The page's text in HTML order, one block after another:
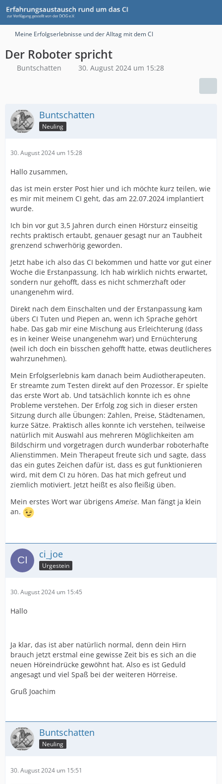
Meine Erfolgserlebnisse und der Alltag mit dem CI
Der Roboter spricht
Buntschatten 30. August 2024 um 15:28
Buntschatten
Neuling
30. August 2024 um 15:28
Hallo zusammen,
das ist mein erster Post hier und ich möchte kurz teilen, wie
es mir mit meinem CI geht, das am 22.07.2024 implantiert
wurde.
Ich bin vor gut 3,5 Jahren durch einen Hörsturz einseitig
rechts praktisch ertaubt, genauer gesagt nur an Taubheit
grenzend schwerhörig geworden.
Jetzt habe ich also das CI bekommen und hatte vor gut einer
Woche die Erstanpassung. Ich hab wirklich nichts erwartet,
sondern nur gehofft, dass es nicht schmerzhaft oder
unangenehm wird.
Direkt nach dem Einschalten und der Erstanpassung kam
übers CI Tuten und Piepen an, wenn ich Sprache gehört
habe. Das gab mir eine Mischung aus Erleichterung (dass
es in keiner Weise unangenehm war) und Ernüchterung
(weil ich doch ein bisschen gehofft hatte, etwas deutlicheres
wahrzunehmen).
Mein Erfolgserlebnis kam danach beim Audiotherapeuten.
Er streamte zum Testen direkt auf den Prozessor. Er spielte
das erste Wort ab. Und tatsächlich konnte ich es ohne
Probleme verstehen. Der Erfolg zog sich in dieser ersten
Sitzung durch alle Übungen: Zahlen, Preise, Städtenamen,
kurze Sätze. Praktisch alles konnte ich verstehen, teilweise
natürlich mit Auswahl aus mehreren Möglichkeiten am
Bildschirm und vorgetragen durch wunderbar roboterhafte
Alienstimmen. Mein Therapeut freute sich und sagte, dass
das ein gutes Zeichen dafür ist, dass es gut funktionieren
wird, mit dem CI zu hören. Das hat mich gefreut und
ziemlich motiviert. Jetzt heißt es also fleißig üben.
Mein erstes Wort war übrigensAmeise. Man fängt ja klein
an.
ci_joe
Urgestein
30. August 2024 um 15:45
Hallo
Ja klar, das ist aber natürlich normal, denn dein Hirn
brauch jetzt erstmal eine gewisse Zeit bis es sich an die
neuen Höreindrücke gewöhnt hat. Also es ist Geduld
angesagt und viel Spaß bei der weiteren Hörreise.
Gruß Joachim
Buntschatten
Neuling
30. August 2024 um 15:51